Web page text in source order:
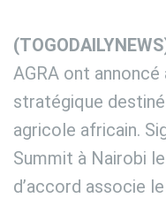
AGRA ont annoncé
stratégique
agricole africain.
Summit à Nairobi
d’accord associe